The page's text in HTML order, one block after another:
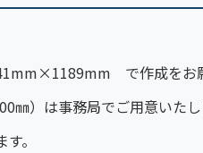
で作成をお願
㎜）は事務局でご用意いた
。